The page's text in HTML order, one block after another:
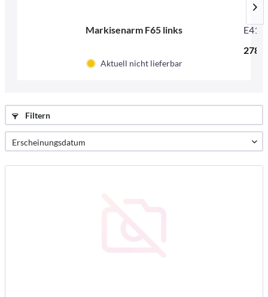
Markisenarm F65 links
Aktuell nicht lieferbar
Filtern